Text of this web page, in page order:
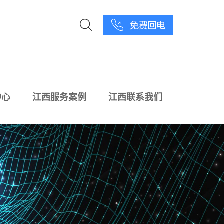
江西服务案例 江西联系我们